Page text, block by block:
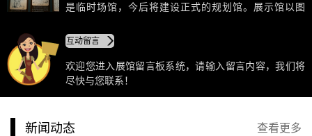
是临时场馆，今后将建设正式的规划馆。展示馆以图
化、生态旅游、经济发展、社会建设等各方面成就。让
人眼前一亮的是，展馆内有一个巨大的桂林城市模型，
把桂林老城区、新城区都直观地呈现在眼前，参观群众
可在模型前“指点江山”。
互动留言
欢迎您进入展馆留言板系统，请输入留言内容，我们将
尽快与您联系！
查看更多
新闻动态